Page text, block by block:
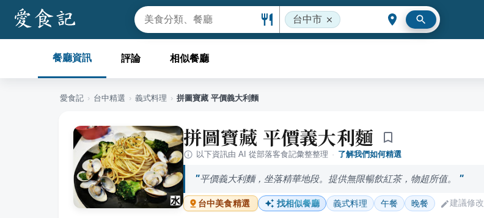
台中市
餐廳資訊 評論 相似餐廳
愛食記 › 台中精選 › 義式料理 › 拼圖寶藏 平價義大利麵
拼圖寶藏 平價義大利麵
以下資訊由 AI 從部落客食記彙整整理 · 了解我們如何精選
平價義大利麵，坐落精華地段。提供無限暢飲紅茶，物超所值。
台中美食精選 找相似餐廳 義式料理 午餐 晚餐 建議修改